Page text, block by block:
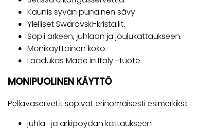
Kaunis syvän punainen sävy.
Ylelliset Swarovski-kristallit.
Sopii arkeen, juhlaan ja joulukattaukseen.
Monikäyttöinen koko.
Laadukas Made in Italy -tuote.
MONIPUOLINEN KÄYTTÖ
Pellavaservetit sopivat erinomaisesti esimerkiksi:
juhla- ja arkipöydän kattaukseen